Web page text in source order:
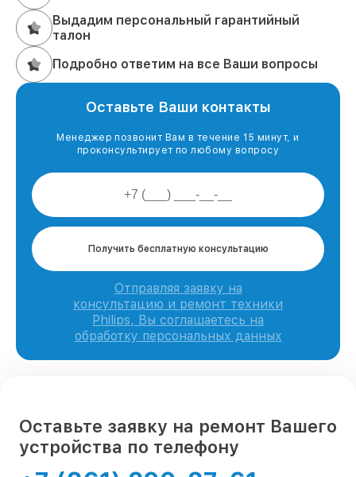
Выдадим персональный гарантийный
талон
Подробно ответим на все Ваши вопросы
Оставьте Ваши контакты
Менеджер позвонит Вам в течение 15 минут, и
проконсультирует по любому вопросу
Получить бесплатную консультацию
Отправляя заявку на
консультацию и ремонт техники
Philips, Вы соглашаетесь на
обработку персональных данных
Оставьте заявку на ремонт Вашего
устройства по телефону